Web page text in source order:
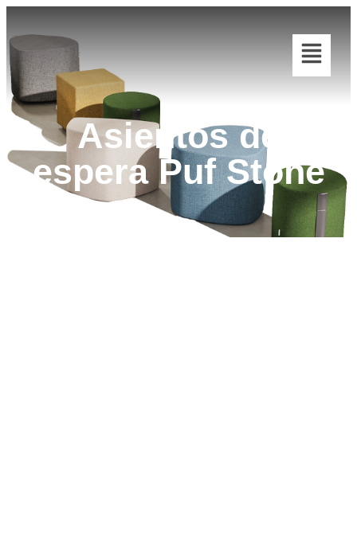
Asientos de
espera Puf Stone